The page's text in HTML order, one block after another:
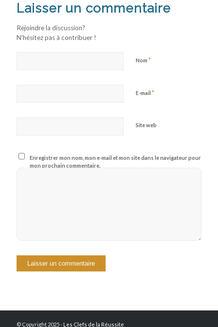
Laisser un commentaire
Rejoindre la discussion?
N’hésitez pas à contribuer !
Nom *
E-mail *
Site web
Enregistrer mon nom, mon e-mail et mon site dans le navigateur pour
mon prochain commentaire.
© Copyright 2025 - Les Clefs de la Réussite